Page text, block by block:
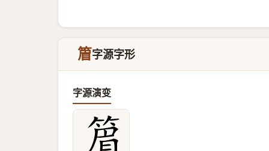
篃字源字形
字源演变